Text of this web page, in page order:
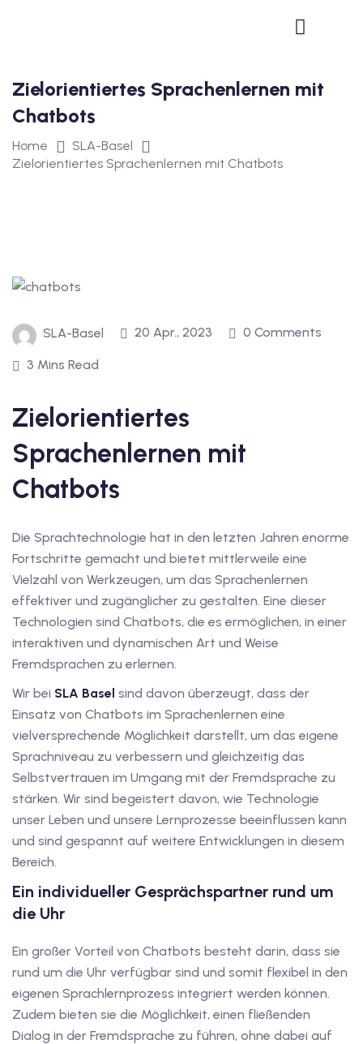
B1
Deutsch B1
B1
B2
Deutsch C1
A1
Deutschkurse mit
mit
mit Gutschein
mit Gutschein
mit
A2
Zielorientiertes Sprachenlernen mit
Chatbots
Home
SLA-Basel
Zielorientiertes Sprachenlernen mit Chatbots
SLA-Basel 20 Apr., 2023 0 Comments
3 Mins Read
Zielorientiertes
Sprachenlernen mit
Chatbots
Die Sprachtechnologie hat in den letzten Jahren enorme
Fortschritte gemacht und bietet mittlerweile eine
Vielzahl von Werkzeugen, um das Sprachenlernen
effektiver und zugänglicher zu gestalten. Eine dieser
Technologien sind Chatbots, die es ermöglichen, in einer
interaktiven und dynamischen Art und Weise
Fremdsprachen zu erlernen.
Wir bei SLA Basel sind davon überzeugt, dass der
Einsatz von Chatbots im Sprachenlernen eine
vielversprechende Möglichkeit darstellt, um das eigene
Sprachniveau zu verbessern und gleichzeitig das
Selbstvertrauen im Umgang mit der Fremdsprache zu
stärken. Wir sind begeistert davon, wie Technologie
unser Leben und unsere Lernprozesse beeinflussen kann
und sind gespannt auf weitere Entwicklungen in diesem
Bereich.
Ein individueller Gesprächspartner rund um
die Uhr
Ein großer Vorteil von Chatbots besteht darin, dass sie
rund um die Uhr verfügbar sind und somit flexibel in den
eigenen Sprachlernprozess integriert werden können.
Zudem bieten sie die Möglichkeit, einen fließenden
Dialog in der Fremdsprache zu führen, ohne dabei auf